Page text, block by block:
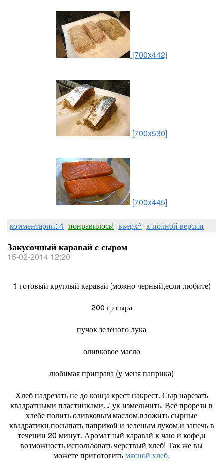
[700x442]
[700x530]
[700x445]
комментарии: 4 понравилось! вверх^ к полной версии
Закусочный каравай с сыром
15-02-2014 12:20
1 готовый круглый каравай (можно черный,если любите)
200 гр сыра
пучок зеленого лука
оливковое масло
любимая приправа (у меня паприка)
Хлеб надрезать не до конца крест накрест. Сыр нарезать
квадратными пластинками. Лук измельчить. Все прорези в
хлебе полить оливковым маслом,вложить сырные
квадратики,посыпать паприкой и зеленым луком,и запечь в
течении 20 минут. Ароматный каравай к чаю и кофе,и
возможность использовать черствый хлеб! Так же вы
можете приготовитьмясной хлеб.